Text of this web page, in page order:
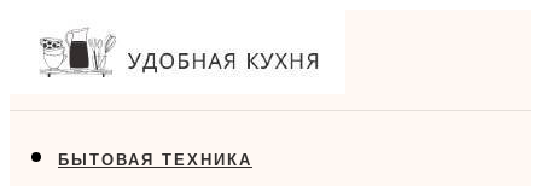
БЫТОВАЯ ТЕХНИКА